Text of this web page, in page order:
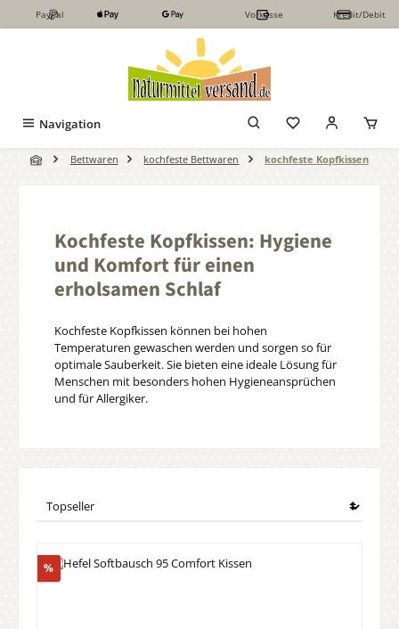
Zum Hauptinhalt springen
PayPal Vorkasse Kredit/Debit
Navigation
Bettwaren kochfeste Bettwaren kochfeste Kopfkissen
Kochfeste Kopfkissen: Hygiene
und Komfort für einen
erholsamen Schlaf
Kochfeste Kopfkissen können bei hohen
Temperaturen gewaschen werden und sorgen so für
optimale Sauberkeit. Sie bieten eine ideale Lösung für
Menschen mit besonders hohen Hygieneansprüchen
und für Allergiker.
%Rabatt